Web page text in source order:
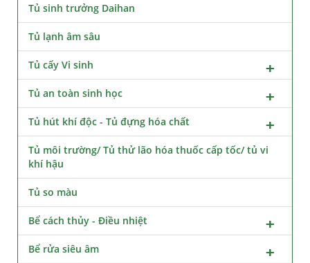
Tủ sinh trưởng Daihan
Tủ lạnh âm sâu
Tủ cấy Vi sinh
Tủ an toàn sinh học
Tủ hút khí độc - Tủ đựng hóa chất
Tủ môi trường/ Tủ thử lão hóa thuốc cấp tốc/ tủ vi
khí hậu
Tủ so màu
Bể cách thủy - Điều nhiệt
Bể rửa siêu âm